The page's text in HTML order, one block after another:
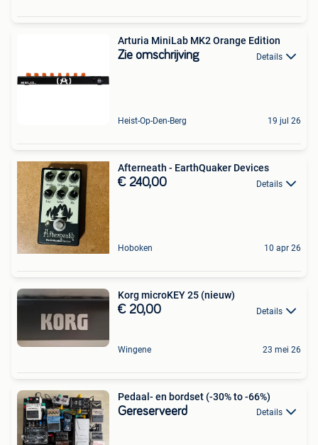
Arturia MiniLab MK2 Orange Edition
Zie omschrijving Details
Heist-Op-Den-Berg 19 jul 26
Afterneath - EarthQuaker Devices
€ 240,00 Details
Hoboken 10 apr 26
Korg microKEY 25 (nieuw)
€ 20,00 Details
Wingene 23 mei 26
Pedaal- en bordset (-30% to -66%)
Gereserveerd Details